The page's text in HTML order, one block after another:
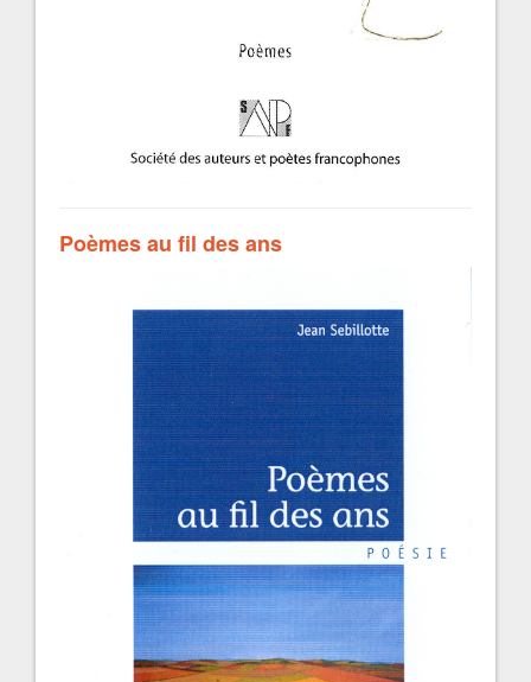
Poèmes au fil des ans